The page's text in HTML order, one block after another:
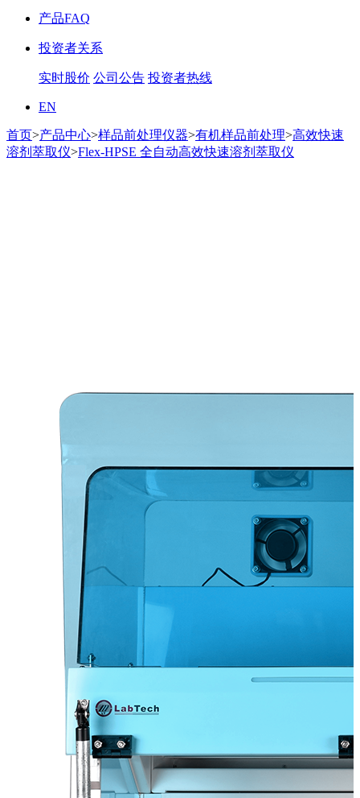
产品FAQ
投资者关系
实时股价 公司公告 投资者热线
EN
首页>产品中心>样品前处理仪器>有机样品前处理>高效快速
溶剂萃取仪>Flex-HPSE 全自动高效快速溶剂萃取仪